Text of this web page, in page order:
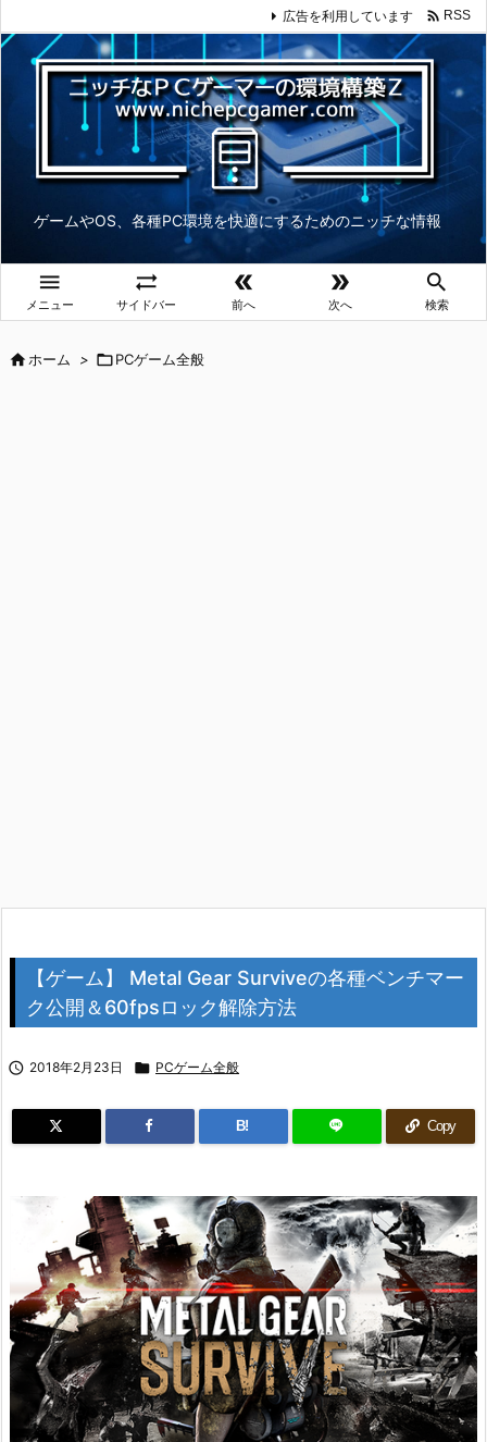
ゲームやOS、各種PC環境を快適にするためのニッチな情報

メニュー

サイドバー

前へ

次へ

検索
広告を利用しています  RSS
ホーム > PCゲーム全般
【ゲーム】 Metal Gear Surviveの各種ベンチマー
ク公開＆60fpsロック解除方法
 2018年2月23日  PCゲーム全般
B! Copy